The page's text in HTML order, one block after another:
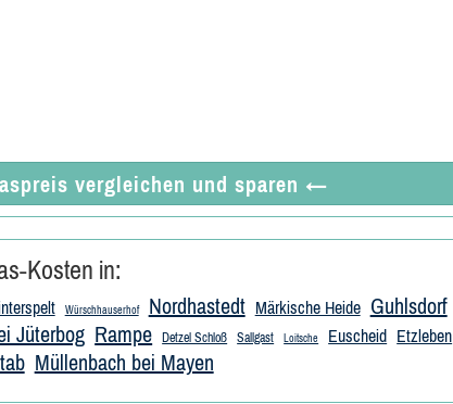
vergleichen und sparen ←
Kosten in:
Würschhauserhof Nordhastedt Märkische Heide Guhlsdorf
Jüterbog Rampe Detzel Schloß Sallgast Loitsche Euscheid Etzleben
Müllenbach bei Mayen